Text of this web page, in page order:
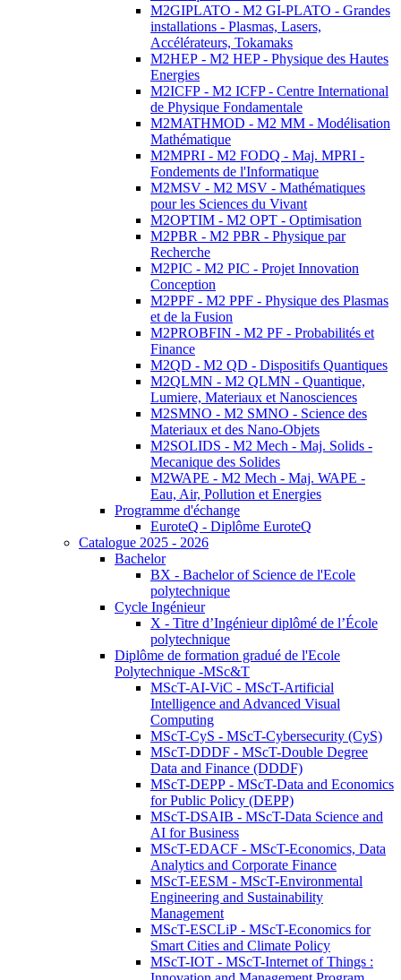
M2GIPLATO - M2 GI-PLATO - Grandes
installations - Plasmas, Lasers,
Accélérateurs, Tokamaks
M2HEP - M2 HEP - Physique des Hautes
Energies
M2ICFP - M2 ICFP - Centre International
de Physique Fondamentale
M2MATHMOD - M2 MM - Modélisation
Mathématique
M2MPRI - M2 FODQ - Maj. MPRI -
Fondements de l'Informatique
M2MSV - M2 MSV - Mathématiques
pour les Sciences du Vivant
M2OPTIM - M2 OPT - Optimisation
M2PBR - M2 PBR - Physique par
Recherche
M2PIC - M2 PIC - Projet Innovation
Conception
M2PPF - M2 PPF - Physique des Plasmas
et de la Fusion
M2PROBFIN - M2 PF - Probabilités et
Finance
M2QD - M2 QD - Dispositifs Quantiques
M2QLMN - M2 QLMN - Quantique,
Lumiere, Materiaux et Nanosciences
M2SMNO - M2 SMNO - Science des
Materiaux et des Nano-Objets
M2SOLIDS - M2 Mech - Maj. Solids -
Mecanique des Solides
M2WAPE - M2 Mech - Maj. WAPE -
Eau, Air, Pollution et Energies
Programme d'échange
EuroteQ - Diplôme EuroteQ
Catalogue 2025 - 2026
Bachelor
BX - Bachelor of Science de l'Ecole
polytechnique
Cycle Ingénieur
X - Titre d’Ingénieur diplômé de l’École
polytechnique
Diplôme de formation gradué de l'Ecole
Polytechnique -MSc&T
MScT-AI-ViC - MScT-Artificial
Intelligence and Advanced Visual
Computing
MScT-CyS - MScT-Cybersecurity (CyS)
MScT-DDDF - MScT-Double Degree
Data and Finance (DDDF)
MScT-DEPP - MScT-Data and Economics
for Public Policy (DEPP)
MScT-DSAIB - MScT-Data Science and
AI for Business
MScT-EDACF - MScT-Economics, Data
Analytics and Corporate Finance
MScT-EESM - MScT-Environmental
Engineering and Sustainability
Management
MScT-ESCLiP - MScT-Economics for
Smart Cities and Climate Policy
MScT-IOT - MScT-Internet of Things :